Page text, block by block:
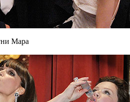
Мара